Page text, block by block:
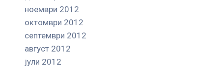
ноември 2012
октомври 2012
септември 2012
август 2012
јули 2012